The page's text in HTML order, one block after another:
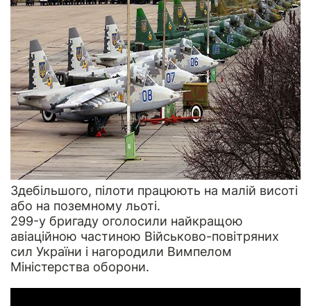
Здебільшого, пілоти працюють на малій висоті
або на поземному льоті.
299-у бригаду оголосили найкращою
авіаційною частиною Військово-повітряних
сил України і нагородили Вимпелом
Міністерства оборони.